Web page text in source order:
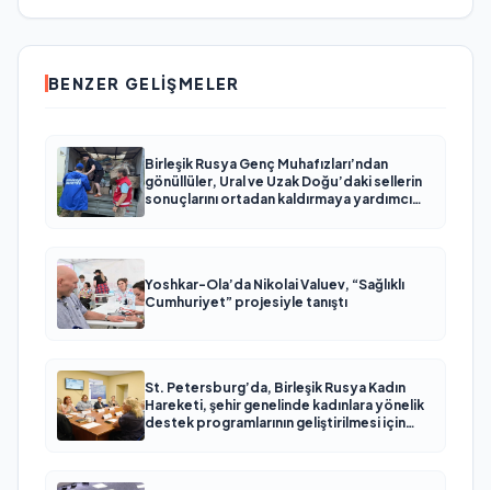
BENZER GELIŞMELER
Birleşik Rusya Genç Muhafızları’ndan
gönüllüler, Ural ve Uzak Doğu’daki sellerin
sonuçlarını ortadan kaldırmaya yardımcı
Yoshkar-Ola’da Nikolai Valuev, “Sağlıklı
Cumhuriyet” projesiyle tanıştı
St. Petersburg’da, Birleşik Rusya Kadın
Hareketi, şehir genelinde kadınlara yönelik
destek programlarının geliştirilmesi için